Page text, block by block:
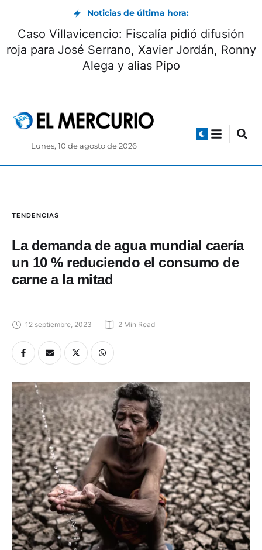
Noticias de última hora:
Caso Villavicencio: Fiscalía pidió difusión
roja para José Serrano, Xavier Jordán, Ronny
Alega y alias Pipo
Lunes, 10 de agosto de 2026
TENDENCIAS
La demanda de agua mundial caería
un 10 % reduciendo el consumo de
carne a la mitad
12 septiembre, 2023 2 Min Read